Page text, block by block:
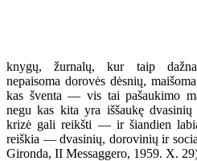
knygų, žurnalų, kur taip
nepaisoma dorovės dėsnių,
kas šventa — vis tai pašaukimo
negu kas kita yra iššaukę dvasinių
krizė gali reikšti — ir šiandien
reiškia — dvasinių, dorovinių ir
Gironda, II Messaggero, 1959. X.